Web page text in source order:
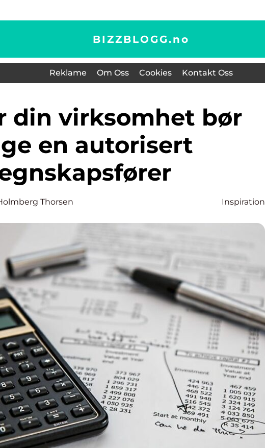
BIZZBLOGG.no
Reklame Om Oss Cookies Kontakt Oss
en autorisert
Thorsen Inspiration